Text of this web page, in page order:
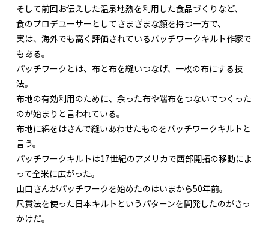
そして前回お伝えした温泉地熱を利用した食品づくりなど、
食のプロデユーサーとしてさまざまな顔を持つ一方で、
実は、海外でも高く評価されているパッチワークキルト作家で
もある。
パッチワークとは、布と布を縫いつなげ、一枚の布にする技
法。
布地の有効利用のために、余った布や端布をつないでつくった
のが始まりと言われている。
布地に綿をはさんで縫いあわせたものをパッチワークキルトと
言う。
パッチワークキルトは17世紀のアメリカで西部開拓の移動によ
って全米に広がった。
山口さんがパッチワークを始めたのはいまから50年前。
尺貫法を使った日本キルトというパターンを開発したのがきっ
かけだ。